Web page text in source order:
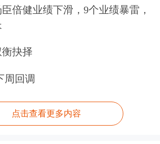
经不大规模参与新财富分
解到，目前已经发布退评
可能只是“第一拨”，不排
券商加入退评队伍的可能。
倍健业绩下滑，9个业绩暴雷，
抉择
周回调
点击查看更多内容